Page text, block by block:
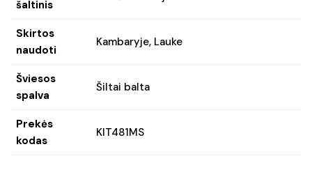
šaltinis
Skirtos
naudoti
Kambaryje, Lauke
Šviesos
spalva
Šiltai balta
Prekės
kodas
KIT481MS